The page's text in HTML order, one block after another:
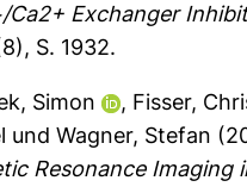
Ca2+ Exchanger
S. 1932.
Simon , Fisser,
undWagner, Stefan
Resonance